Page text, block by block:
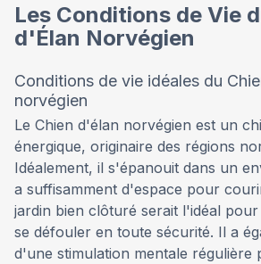
Les Conditions de Vie
d'Élan Norvégien
Conditions de vie idéales du
norvégien
Le Chien d'élan norvégien est un
énergique, originaire des régions
Idéalement, il s'épanouit dans un
a suffisamment d'espace pour
jardin bien clôturé serait l'idéal
se défouler en toute sécurité. Il a
d'une stimulation mentale régulière